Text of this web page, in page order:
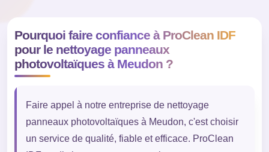
Pourquoi faire confiance à ProClean IDF
pour le nettoyage panneaux
photovoltaïques à Meudon ?
Faire appel à notre entreprise de nettoyage
panneaux photovoltaïques à Meudon, c'est choisir
un service de qualité, fiable et efficace. ProClean